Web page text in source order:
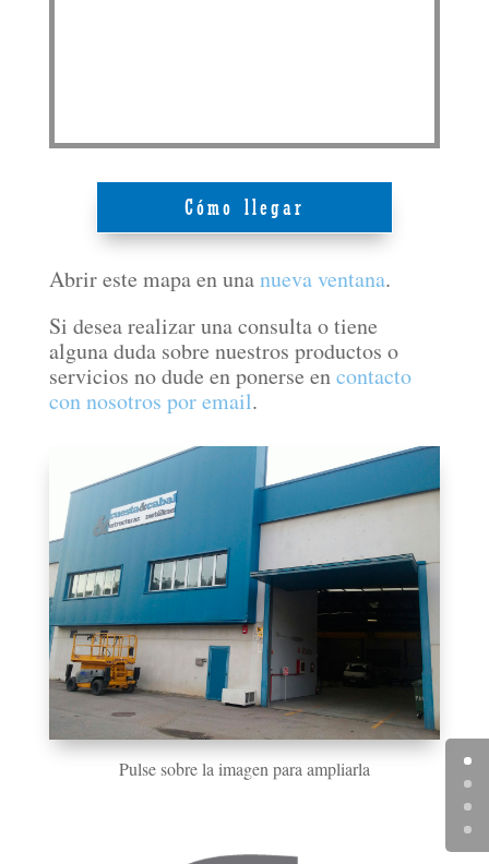
Cómo llegar
Abrir este mapa en unanueva ventana.
Si desea realizar una consulta o tiene
alguna duda sobre nuestros productos o
servicios no dude en ponerse encontacto
con nosotros por email.
Pulse sobre la imagen para ampliarla